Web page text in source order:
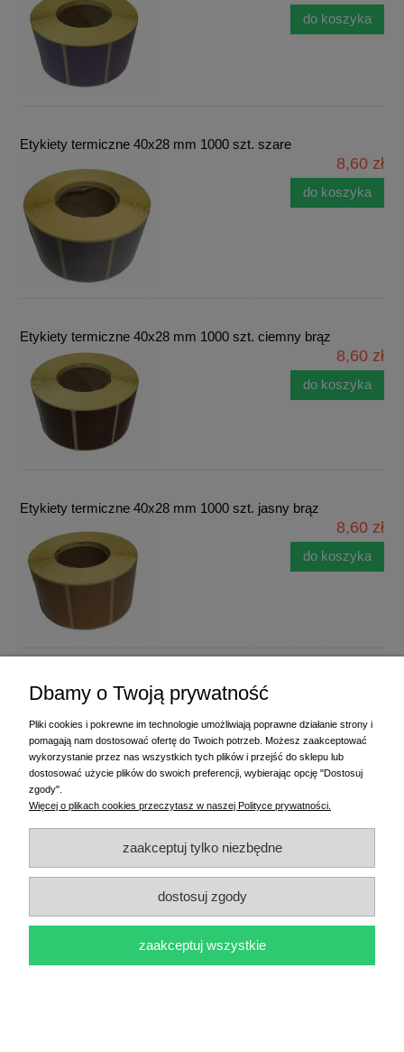
do koszyka
Etykiety termiczne 40x28 mm 1000 szt. szare
8,60 zł
do koszyka
Etykiety termiczne 40x28 mm 1000 szt. ciemny brąz
8,60 zł
do koszyka
Etykiety termiczne 40x28 mm 1000 szt. jasny brąz
8,60 zł
do koszyka
Etykiety termiczne 100x60 mm 1000 szt. ZIELONE
PANTONE 375
41,40 zł
do koszyka
Etykiety termotransferowe 80x100 mm 500 szt. ZIELONE
375c
do koszyka
Dbamy o Twoją prywatność
Pliki cookies i pokrewne im technologie umożliwiają poprawne działanie strony i
pomagają nam dostosować ofertę do Twoich potrzeb. Możesz zaakceptować
wykorzystanie przez nas wszystkich tych plików i przejść do sklepu lub
dostosować użycie plików do swoich preferencji, wybierając opcję "Dostosuj
zgody".
Więcej o plikach cookies przeczytasz w naszej Polityce prywatności.
zaakceptuj tylko niezbędne
dostosuj zgody
zaakceptuj wszystkie